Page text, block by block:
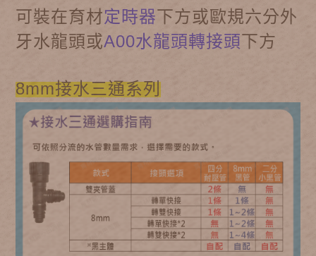
可裝在育材定時器下方或歐規六分外
牙水龍頭或A00水龍頭轉接頭下方
8mm接水三通系列